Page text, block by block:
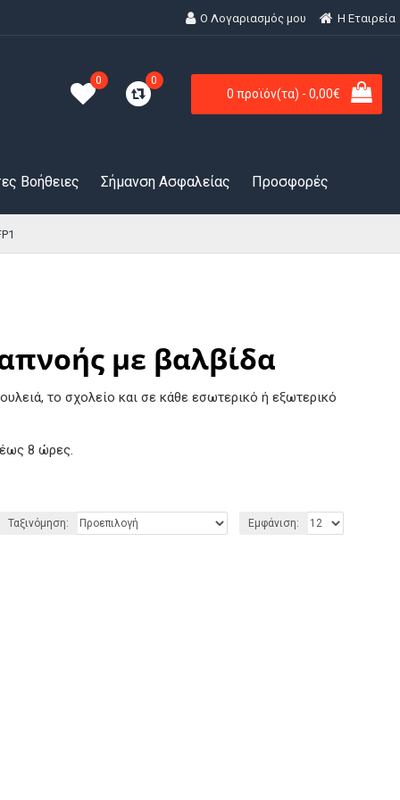
Ο Λογαριασμός μου H Εταιρεία
0 0
0 προϊόν(τα) - 0,00€
Βοήθειες Σήμανση Ασφαλείας Προσφορές
με βαλβίδα
το σχολείο και σε κάθε εσωτερικό ή εξωτερικό
έως 8 ώρες.
Ταξινόμηση: Εμφάνιση: